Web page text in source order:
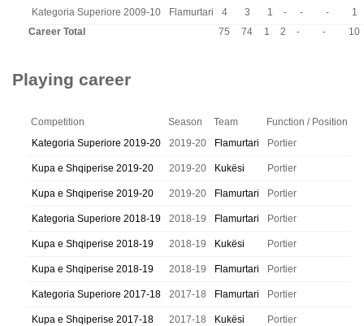
Kategoria Superiore 2009-10 Flamurtari 4 3 1 - - -
1
Career Total
75 74 1 2 - - 10
Playing career
Competition Season Team
Function / Position
Kategoria Superiore 2019-20
2019-20 Flamurtari Portier
Kupa e Shqiperise 2019-20 2019-20 Kukësi Portier
Kupa e Shqiperise 2019-20 2019-20 Flamurtari Portier
Kategoria Superiore 2018-19 2018-19 Flamurtari Portier
Kupa e Shqiperise 2018-19 2018-19 Kukësi Portier
Kupa e Shqiperise 2018-19 2018-19 Flamurtari Portier
Kategoria Superiore 2017-18 2017-18 Flamurtari Portier
Kupa e Shqiperise 2017-18 2017-18 Kukësi Portier